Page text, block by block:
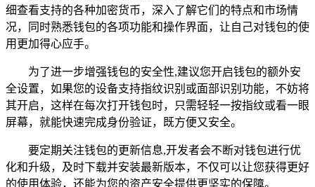
细查看支持的各种加密货币，深入了解它们的特点和市场情
况，同时熟悉钱包的各项功能和操作界面，让自己对钱包的使
用更加得心应手。
为了进一步增强钱包的安全性,建议您开启钱包的额外安
全设置，如果您的设备支持指纹识别或面部识别功能，不妨将
其开启，这样在每次打开钱包时，只需轻轻一按指纹或看一眼
屏幕，就能快速完成身份验证，既方便又安全。
要定期关注钱包的更新信息,开发者会不断对钱包进行优
化和升级，及时下载并安装最新版本，不仅可以让您获得更好
的使用体验，还能为您的资产安全提供更坚实的保障。